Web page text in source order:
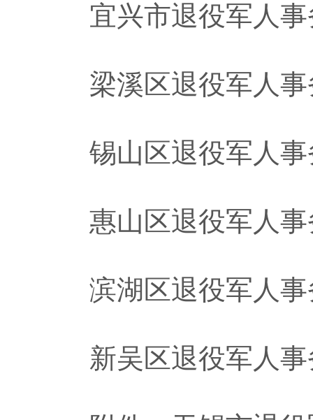
宜兴市退役军人事
梁溪区退役军人事
锡山区退役军人事
惠山区退役军人事
滨湖区退役军人事
新吴区退役军人事